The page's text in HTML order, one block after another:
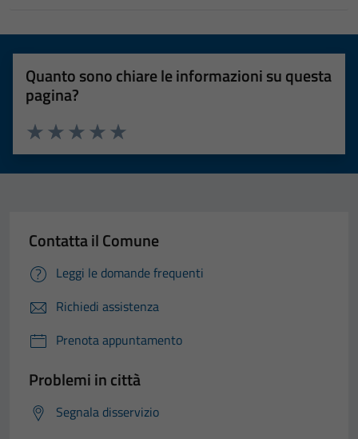
Quanto sono chiare le informazioni su questa
pagina?
Valuta 5 stelle su 5
Valuta 4 stelle su 5
Valuta 3 stelle su 5
Valuta 2 stelle su 5
Valuta 1 stelle su 5
Contatta il Comune
Leggi le domande frequenti
Richiedi assistenza
Prenota appuntamento
Problemi in città
Segnala disservizio